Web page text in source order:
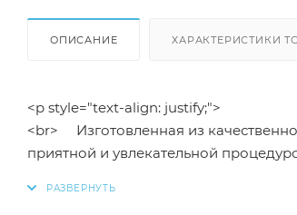
ОПИСАНИЕ ХАРАКТЕРИСТИКИ
<p style="text-align: justify;">
<br> Изготовленная из
приятной и увлекательной